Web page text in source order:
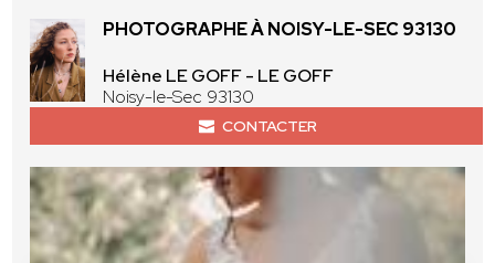
PHOTOGRAPHE À NOISY-LE-SEC 93130
Hélène LE GOFF - LE GOFF
Noisy-le-Sec 93130
CONTACTER